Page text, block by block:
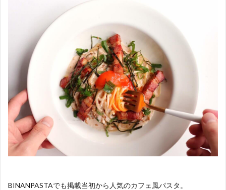
BINANPASTAでも掲載当初から人気のカフェ風パスタ。